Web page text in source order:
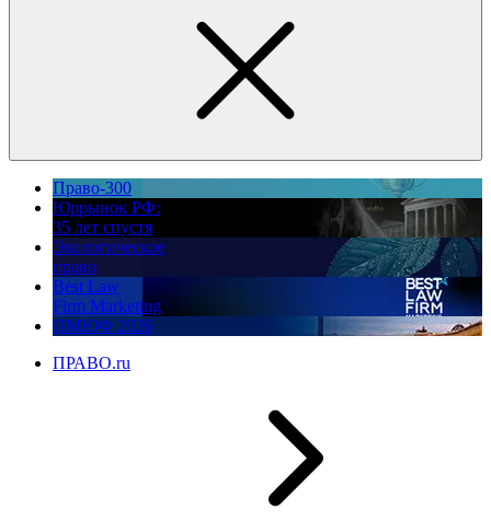
Право-300
Юррынок РФ:
35 лет спустя
Экологическое
право
Best Law
Firm Marketing
ПМЮФ 2026
ПРАВО.ru